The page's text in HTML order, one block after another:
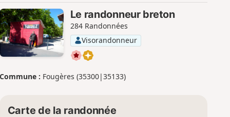
r
Le randonneur breton
284 Randonnées
Visorandonneur
Commune : Fougères (35300|35133)
Carte de la randonnée